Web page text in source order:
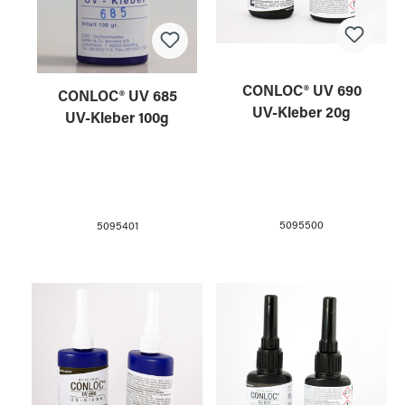
CONLOC® UV 685
UV-Kleber 100g
5095401
CONLOC® UV 690
UV-Kleber 20g
5095500